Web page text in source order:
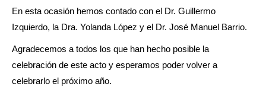
En esta ocasión hemos contado con el Dr. Guillermo
Izquierdo, la Dra. Yolanda López y el Dr. José Manuel Barrio.
Agradecemos a todos los que han hecho posible la
celebración de este acto y esperamos poder volver a
celebrarlo el próximo año.